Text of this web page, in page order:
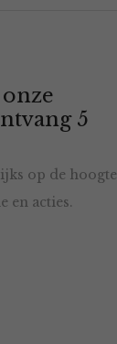
5
op de hoogte
en acties.